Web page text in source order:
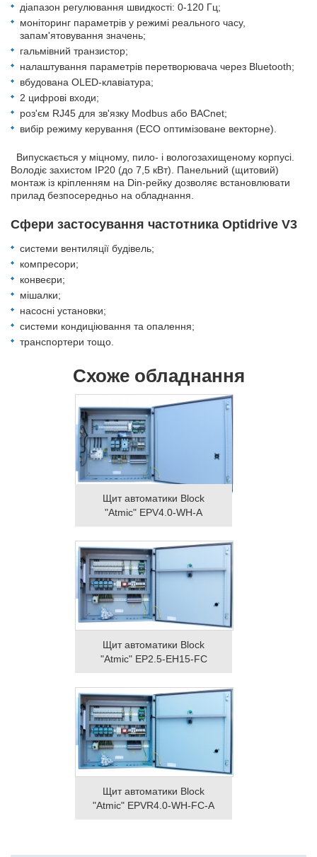
діапазон регулювання швидкості: 0-120 Гц;
моніторинг параметрів у режимі реального часу,
запам'ятовування значень;
гальмівний транзистор;
налаштування параметрів перетворювача через Bluetooth;
вбудована OLED-клавіатура;
2 цифрові входи;
роз'єм RJ45 для зв'язку Modbus або BACnet;
вибір режиму керування (ECO оптимізоване векторне).
Випускається у міцному, пило- і вологозахищеному корпусі.
Володіє захистом IP20 (до 7,5 кВт). Панельний (щитовий)
монтаж із кріпленням на Din-рейку дозволяє встановлювати
прилад безпосередньо на обладнання.
Сфери застосування частотника Optidrive V3
системи вентиляції будівель;
компресори;
конвеєри;
мішалки;
насосні установки;
системи кондиціювання та опалення;
транспортери тощо.
Схоже обладнання
Щит автоматики Block
"Atmic" EPV4.0-WH-A
Щит автоматики Block
"Atmic" EP2.5-EH15-FC
Щит автоматики Block
"Atmic" EPVR4.0-WH-FC-A